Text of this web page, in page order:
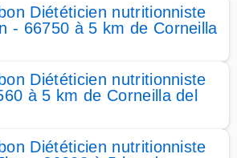
Diététicien nutritionniste
- 66750 à 5 km de Corneilla
Diététicien nutritionniste
à 5 km de Corneilla del
Diététicien nutritionniste